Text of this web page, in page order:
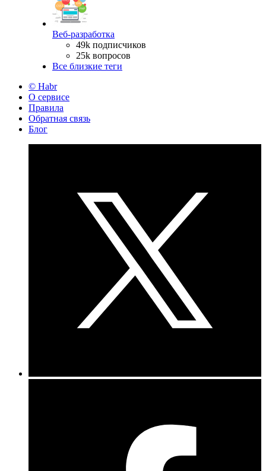
Веб-разработка
49k подписчиков
25k вопросов
Все близкие теги
© Habr
О сервисе
Правила
Обратная связь
Блог